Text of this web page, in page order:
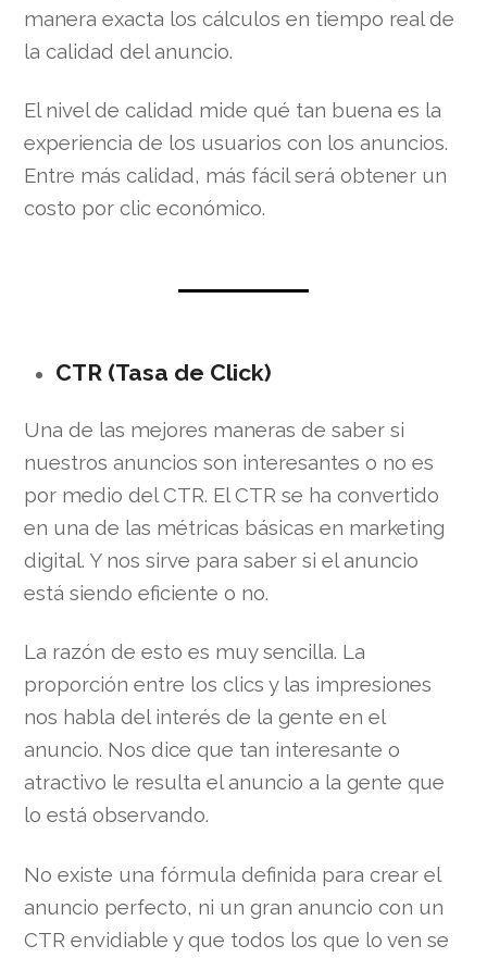
manera exacta los cálculos en tiempo real de
la calidad del anuncio.
El nivel de calidad mide qué tan buena es la
experiencia de los usuarios con los anuncios.
Entre más calidad, más fácil será obtener un
costo por clic económico.
CTR (Tasa de Click)
Una de las mejores maneras de saber si
nuestros anuncios son interesantes o no es
por medio del CTR. El CTR se ha convertido
en una de las métricas básicas en marketing
digital. Y nos sirve para saber si el anuncio
está siendo eficiente o no.
La razón de esto es muy sencilla. La
proporción entre los clics y las impresiones
nos habla del interés de la gente en el
anuncio. Nos dice que tan interesante o
atractivo le resulta el anuncio a la gente que
lo está observando.
No existe una fórmula definida para crear el
anuncio perfecto, ni un gran anuncio con un
CTR envidiable y que todos los que lo ven se